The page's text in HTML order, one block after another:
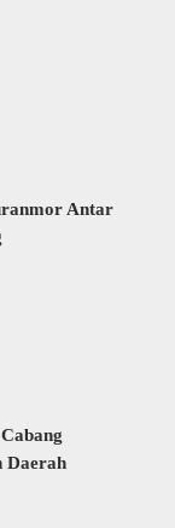
Antar
Daerah